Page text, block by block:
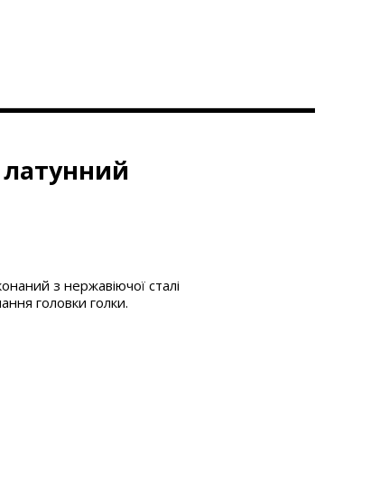
з нержавіючої сталі
головки голки.